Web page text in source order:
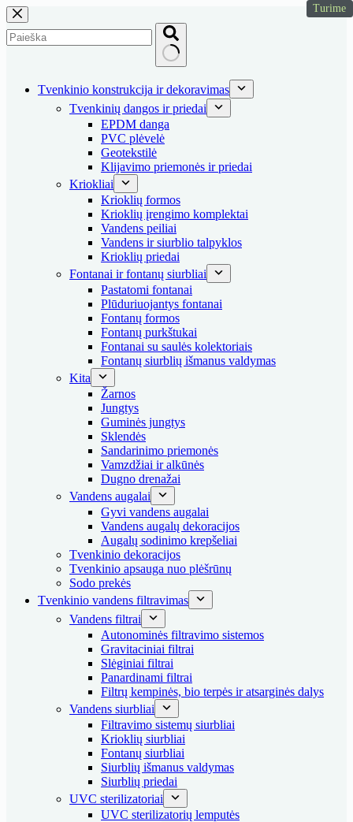
Skip
to
content
results Tvenkinio konstrukcija ir dekoravimas
Tvenkinių dangos ir priedai
EPDM danga
PVC plėvelė
Geotekstilė
Klijavimo priemonės ir priedai
Kriokliai
Krioklių formos
Krioklių įrengimo komplektai
Vandens peiliai
Vandens ir siurblio talpyklos
Krioklių priedai
Fontanai ir fontanų siurbliai
Pastatomi fontanai
Plūduriuojantys fontanai
Fontanų formos
Fontanų purkštukai
Fontanai su saulės kolektoriais
Fontanų siurblių išmanus valdymas
Kita
Žarnos
Jungtys
Guminės jungtys
Sklendės
Sandarinimo priemonės
Vamzdžiai ir alkūnės
Dugno drenažai
Vandens augalai
Gyvi vandens augalai
Vandens augalų dekoracijos
Augalų sodinimo krepšeliai
Tvenkinio dekoracijos
Tvenkinio apsauga nuo plėšrūnų
Sodo prekės
Tvenkinio vandens filtravimas
Vandens filtrai
Autonominės filtravimo sistemos
Gravitaciniai filtrai
Slėginiai filtrai
Panardinami filtrai
Filtrų kempinės, bio terpės ir atsarginės dalys
Vandens siurbliai
Filtravimo sistemų siurbliai
Krioklių siurbliai
Fontanų siurbliai
Siurblių išmanus valdymas
Siurblių priedai
UVC sterilizatoriai
UVC sterilizatorių lemputės
Turime